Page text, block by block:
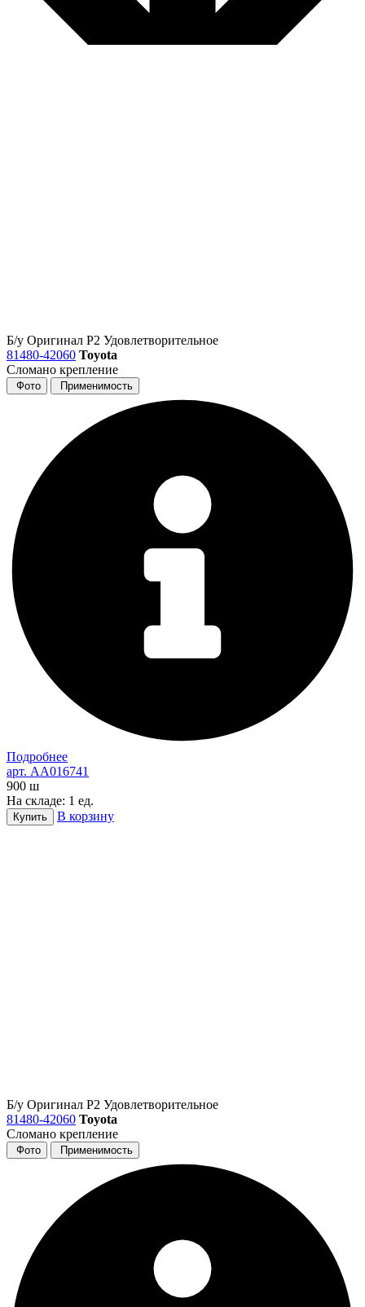
Б/у Оригинал Р2 Удовлетворительное
81480-42060 Toyota
Сломано крепление
Фото Применимость
Подробнее
арт. AA016741
900 ш
На складе: 1 ед.
Купить В корзину
Б/у Оригинал Р2 Удовлетворительное
81480-42060 Toyota
Сломано крепление
Фото Применимость